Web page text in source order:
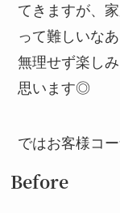
てきますが、
って難しいな
無理せず楽し
思います◎
ではお客様コ
Before